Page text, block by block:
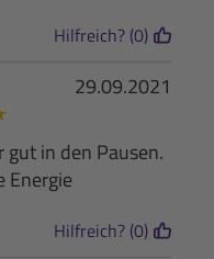
Hilfreich? (0)
29.09.2021
in den Pausen.
Energie
Hilfreich? (0)